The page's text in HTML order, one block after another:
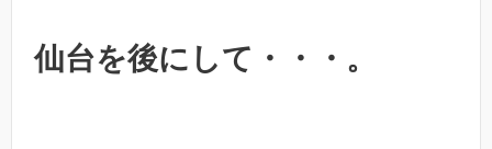
仙台を後にして・・・。